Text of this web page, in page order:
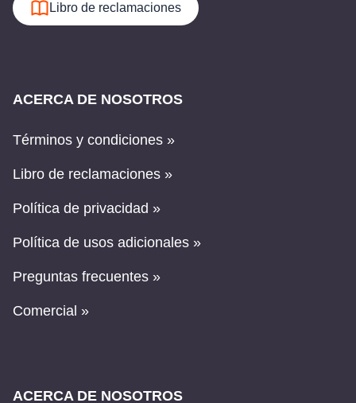
Libro de reclamaciones
ACERCA DE NOSOTROS
Términos y condiciones »
Libro de reclamaciones »
Política de privacidad »
Política de usos adicionales »
Preguntas frecuentes »
Comercial »
ACERCA DE NOSOTROS